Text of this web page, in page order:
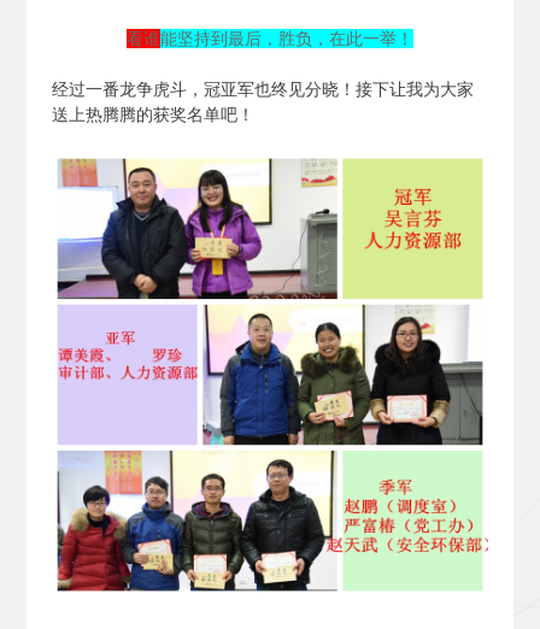
看谁能坚持到最后，胜负，在此一举！
经过一番龙争虎斗，冠亚军也终见分晓！接下让我为大家
送上热腾腾的获奖名单吧！